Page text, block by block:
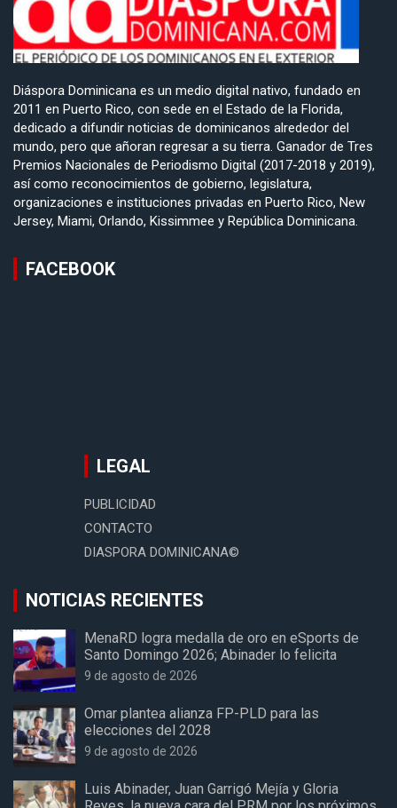
Diáspora Dominicana es un medio digital nativo, fundado en
2011 en Puerto Rico, con sede en el Estado de la Florida,
dedicado a difundir noticias de dominicanos alrededor del
mundo, pero que añoran regresar a su tierra. Ganador de Tres
Premios Nacionales de Periodismo Digital (2017-2018 y 2019),
así como reconocimientos de gobierno, legislatura,
organizaciones e instituciones privadas en Puerto Rico, New
Jersey, Miami, Orlando, Kissimmee y República Dominicana.
FACEBOOK
LEGAL
PUBLICIDAD
CONTACTO
DIASPORA DOMINICANA©
NOTICIAS RECIENTES
MenaRD logra medalla de oro en eSports de
Santo Domingo 2026; Abinader lo felicita
9 de agosto de 2026
Omar plantea alianza FP-PLD para las
elecciones del 2028
9 de agosto de 2026
Luis Abinader, Juan Garrigó Mejía y Gloria